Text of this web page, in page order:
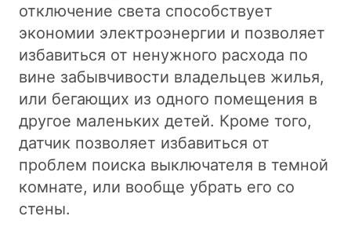
отключение света способствует
экономии электроэнергии и позволяет
избавиться от ненужного расхода по
вине забывчивости владельцев жилья,
или бегающих из одного помещения в
другое маленьких детей. Кроме того,
датчик позволяет избавиться от
проблем поиска выключателя в темной
комнате, или вообще убрать его со
стены.